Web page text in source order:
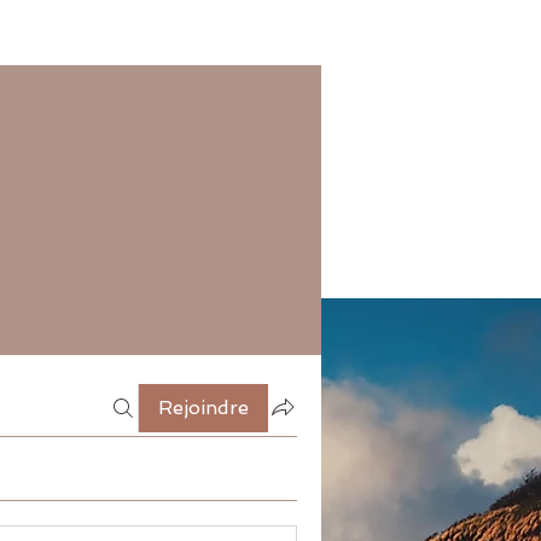
Rejoindre